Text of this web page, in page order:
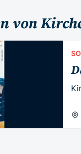
von